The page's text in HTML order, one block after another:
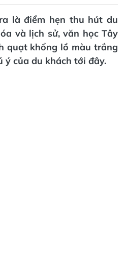
là điểm hẹn thu hút du
và lịch sử, văn học Tây
quạt khổng lồ màu trắng
ý của du khách tới đây.